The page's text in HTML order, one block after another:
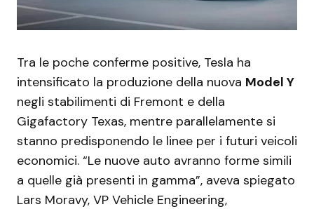
Tra le poche conferme positive, Tesla ha
intensificato la produzione della nuova Model Y
negli stabilimenti di Fremont e della
Gigafactory Texas, mentre parallelamente si
stanno predisponendo le linee per i futuri veicoli
economici. “Le nuove auto avranno forme simili
a quelle già presenti in gamma”, aveva spiegato
Lars Moravy, VP Vehicle Engineering,